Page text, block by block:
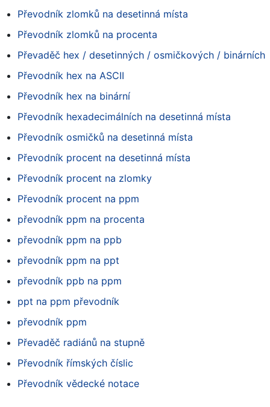
Převodník zlomků na desetinná místa
Převodník zlomků na procenta
Převaděč hex / desetinných / osmičkových / binárních
Převodník hex na ASCII
Převodník hex na binární
Převodník hexadecimálních na desetinná místa
Převodník osmičků na desetinná místa
Převodník procent na desetinná místa
Převodník procent na zlomky
Převodník procent na ppm
převodník ppm na procenta
převodník ppm na ppb
převodník ppm na ppt
převodník ppb na ppm
ppt na ppm převodník
převodník ppm
Převaděč radiánů na stupně
Převodník římských číslic
Převodník vědecké notace